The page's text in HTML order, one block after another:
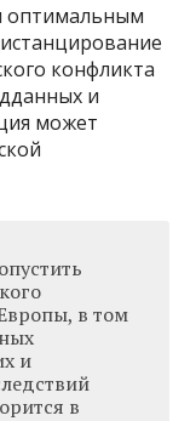
оптимальным
конфликта
и
может
в том
и
в